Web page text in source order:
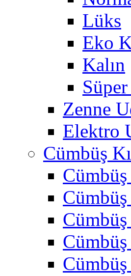
Lüks
Eko
Kalın
Zenne
Elektro
Cümbüş
Cümbüş
Cümbüş
Cümbüş
Cümbüş